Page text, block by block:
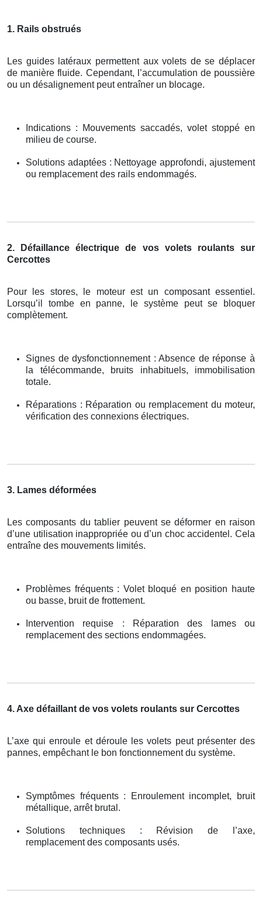
1. Rails obstrués
Les guides latéraux permettent aux volets de se déplacer
de manière fluide. Cependant, l’accumulation de poussière
ou un désalignement peut entraîner un blocage.
Indications : Mouvements saccadés, volet stoppé en
milieu de course.
Solutions adaptées : Nettoyage approfondi, ajustement
ou remplacement des rails endommagés.
2. Défaillance électrique de vos volets roulants sur
Cercottes
Pour les stores, le moteur est un composant essentiel.
Lorsqu’il tombe en panne, le système peut se bloquer
complètement.
Signes de dysfonctionnement : Absence de réponse à
la télécommande, bruits inhabituels, immobilisation
totale.
Réparations : Réparation ou remplacement du moteur,
vérification des connexions électriques.
3. Lames déformées
Les composants du tablier peuvent se déformer en raison
d’une utilisation inappropriée ou d’un choc accidentel. Cela
entraîne des mouvements limités.
Problèmes fréquents : Volet bloqué en position haute
ou basse, bruit de frottement.
Intervention requise : Réparation des lames ou
remplacement des sections endommagées.
4. Axe défaillant de vos volets roulants sur Cercottes
L’axe qui enroule et déroule les volets peut présenter des
pannes, empêchant le bon fonctionnement du système.
Symptômes fréquents : Enroulement incomplet, bruit
métallique, arrêt brutal.
Solutions techniques : Révision de l’axe,
remplacement des composants usés.